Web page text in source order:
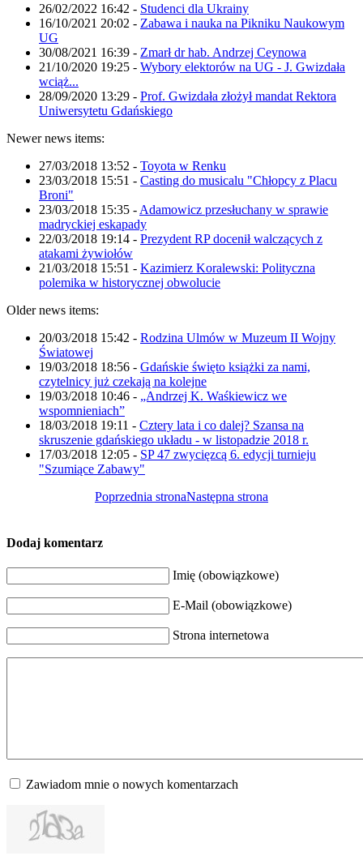
26/02/2022 16:42 - Studenci dla Ukrainy
16/10/2021 20:02 - Zabawa i nauka na Pikniku Naukowym
UG
30/08/2021 16:39 - Zmarł dr hab. Andrzej Ceynowa
21/10/2020 19:25 - Wybory elektorów na UG - J. Gwizdała
wciąż...
28/09/2020 13:29 - Prof. Gwizdała złożył mandat Rektora
Uniwersytetu Gdańskiego
Newer news items:
27/03/2018 13:52 - Toyota w Renku
23/03/2018 15:51 - Casting do musicalu "Chłopcy z Placu
Broni"
23/03/2018 15:35 - Adamowicz przesłuchany w sprawie
madryckiej eskapady
22/03/2018 19:14 - Prezydent RP docenił walczących z
atakami żywiołów
21/03/2018 15:51 - Kazimierz Koralewski: Polityczna
polemika w historycznej obwolucie
Older news items:
20/03/2018 15:42 - Rodzina Ulmów w Muzeum II Wojny
Światowej
19/03/2018 18:56 - Gdańskie święto książki za nami,
czytelnicy już czekają na kolejne
19/03/2018 10:46 - „Andrzej K. Waśkiewicz we
wspomnieniach”
18/03/2018 19:11 - Cztery lata i co dalej? Szansa na
skruszenie gdańskiego układu - w listopadzie 2018 r.
17/03/2018 12:05 - SP 47 zwycięzcą 6. edycji turnieju
"Szumiące Zabawy"
Poprzednia stronaNastępna strona
Dodaj komentarz
Imię (obowiązkowe)
E-Mail (obowiązkowe)
Strona internetowa
Zawiadom mnie o nowych komentarzach